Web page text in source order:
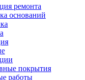
ремонта
оснований
покрытия
работы